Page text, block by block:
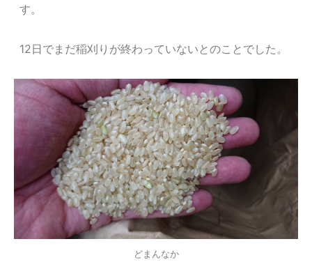
す。
12日でまだ稲刈りが終わっていないとのことでした。
どまんなか